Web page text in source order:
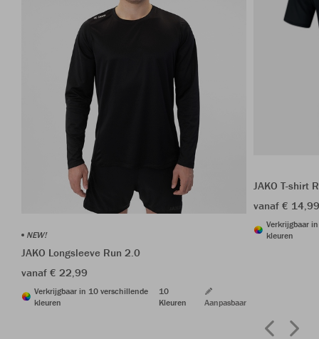
NEW!
JAKO Longsleeve Run 2.0
vanaf € 22,99
Verkrijgbaar in 10 verschillende
kleuren
10
Kleuren
Aanpasbaar
JAKO T-shirt
vanaf €
Verkrijgbaar
kleuren